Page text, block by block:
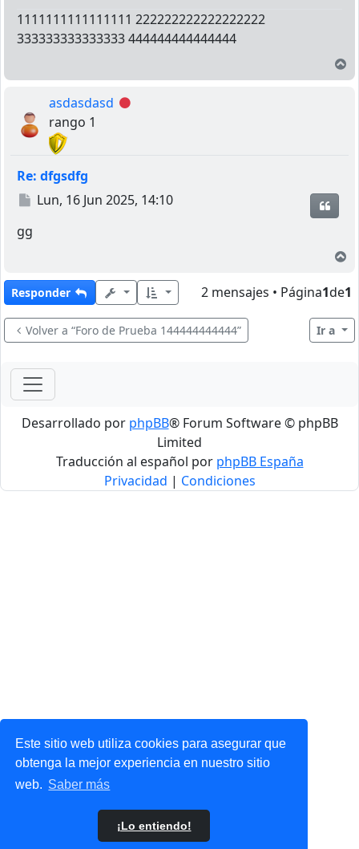
Este sitio web utiliza cookies para asegurar que
obtenga la mejor experiencia en nuestro sitio
web. Saber más
¡Lo entiendo!
1111111111111111 222222222222222222
333333333333333 444444444444444
asdasdasd Desconectado
rango 1
Re: dfgsdfg
Mensaje
Lun, 16 Jun 2025, 14:10
gg
Responder 2 mensajes • Página1de1
Volver a “Foro de Prueba 144444444444” Ir a
Desarrollado por phpBB® Forum Software © phpBB
Limited
Traducción al español por phpBB España
Privacidad | Condiciones